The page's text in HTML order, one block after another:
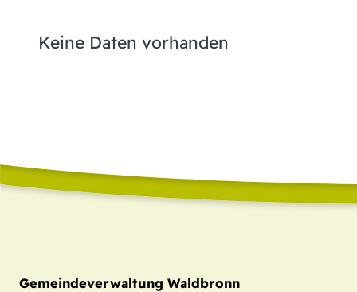
Keine Daten vorhanden
Gemeindeverwaltung Waldbronn